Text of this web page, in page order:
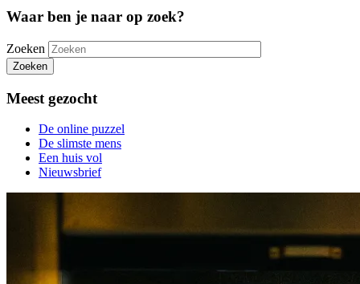
Waar ben je naar op zoek?
Zoeken
Zoeken
Meest gezocht
De online puzzel
De slimste mens
Een huis vol
Nieuwsbrief